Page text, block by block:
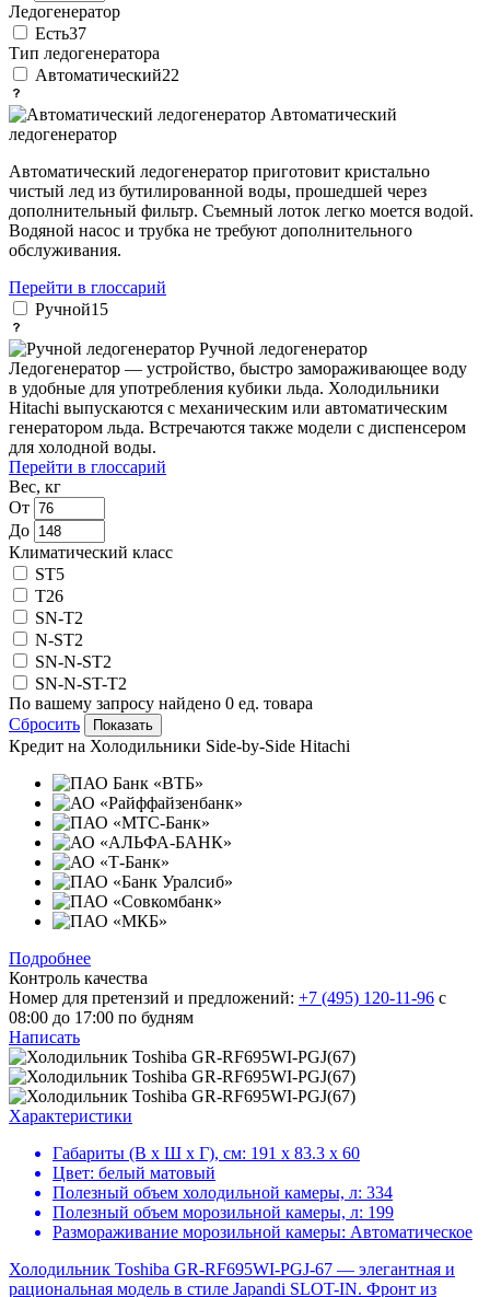
Ледогенератор
Есть37
Тип ледогенератора
Автоматический22
Автоматический
ледогенератор
Автоматический ледогенератор приготовит кристально
чистый лед из бутилированной воды, прошедшей через
дополнительный фильтр. Съемный лоток легко моется водой.
Водяной насос и трубка не требуют дополнительного
обслуживания.
Перейти в глоссарий
Ручной15
Ручной ледогенератор
Ледогенератор — устройство, быстро замораживающее воду
в удобные для употребления кубики льда. Холодильники
Hitachi выпускаются с механическим или автоматическим
генератором льда. Встречаются также модели с диспенсером
для холодной воды.
Перейти в глоссарий
Вес, кг
От
До
Климатический класс
ST5
T26
SN-T2
N-ST2
SN-N-ST2
SN-N-ST-T2
По вашему запросу найдено 0 ед. товара
Сбросить
Кредит на Холодильники Side-by-Side Hitachi
Подробнее
Контроль качества
Номер для претензий и предложений: +7 (495) 120-11-96 с
08:00 до 17:00 по будням
Написать
Характеристики
Габариты (В х Ш х Г), см: 191 х 83.3 х 60
Цвет: белый матовый
Полезный объем холодильной камеры, л: 334
Полезный объем морозильной камеры, л: 199
Размораживание морозильной камеры: Автоматическое
Холодильник Toshiba GR-RF695WI-PGJ-67 — элегантная и
рациональная модель в стиле Japandi SLOT-IN. Фронт из